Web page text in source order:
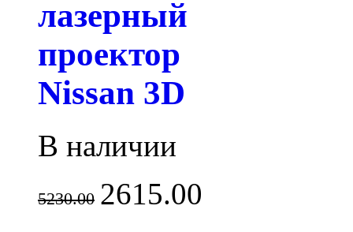
лазерный
проектор
Nissan 3D
В наличии
5230.00 2615.00